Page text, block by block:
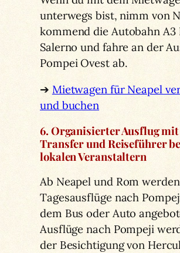
unterwegs bist, nimm von
kommend die Autobahn A3
Salerno und fahre an der
Pompei Ovest ab.
➔ Mietwagen für Neapel
und buchen
6. Organisierter Ausflug mit
Transfer und Reiseführer
lokalen Veranstaltern
Ab Neapel und Rom werden
Tagesausflüge nach
dem Bus oder Auto
Ausflüge nach Pompeji
der Besichtigung von